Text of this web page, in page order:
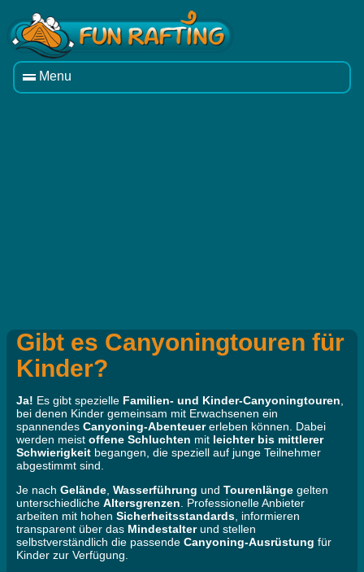
Menu
Gibt es Canyoningtouren für
Kinder?
Ja! Es gibt spezielle Familien- und Kinder-Canyoningtouren
bei denen Kinder gemeinsam mit Erwachsenen ein
spannendes Canyoning-Abenteuererleben können. Dabei
werden meist offene Schluchten mit leichter bis mittlerer
Schwierigkeit begangen, die speziell auf junge Teilnehmer
abgestimmt sind.
Je nach Gelände Wasserführung und Tourenlänge gelten
unterschiedliche Altersgrenzen . Professionelle Anbieter
arbeiten mit hohen Sicherheitsstandards , informieren
transparent über das Mindestalterund stellen
selbstverständlich die passende Canyoning-Ausrüstung für
Kinder zur Verfügung.